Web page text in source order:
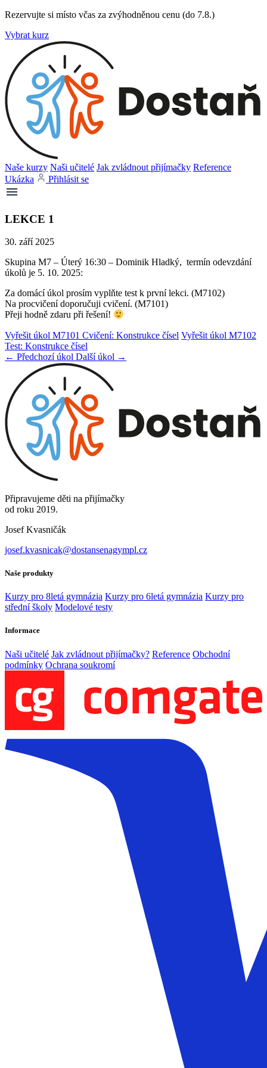
Rezervujte si místo včas za zvýhodněnou cenu (do 7.8.)
Vybrat kurz
Naše kurzy Naši učitelé Jak zvládnout přijímačky Reference
Ukázka
Přihlásit se
LEKCE 1
30. září 2025
Skupina M7 – Úterý 16:30 – Dominik Hladký, termín odevzdání
úkolů je 5. 10. 2025:
Za domácí úkol prosím vyplňte test k první lekci. (M7102)
Na procvičení doporučuji cvičení. (M7101)
Přeji hodně zdaru při řešení!
Vyřešit úkol M7101 Cvičení: Konstrukce čísel Vyřešit úkol M7102
Test: Konstrukce čísel
← Předchozí úkol Další úkol →
Připravujeme děti na přijímačky
od roku 2019.
Josef Kvasničák
josef.kvasnicak@dostansenagympl.cz
Naše produkty
Kurzy pro 8letá gymnázia Kurzy pro 6letá gymnázia Kurzy pro
střední školy Modelové testy
Informace
Naši učitelé Jak zvládnout přijímačky? Reference Obchodní
podmínky Ochrana soukromí